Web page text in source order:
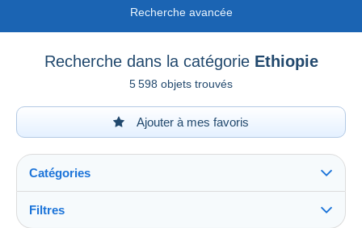
Recherche avancée
Recherche dans la catégorie Ethiopie
5 598 objets trouvés
Ajouter à mes favoris
Catégories
Filtres